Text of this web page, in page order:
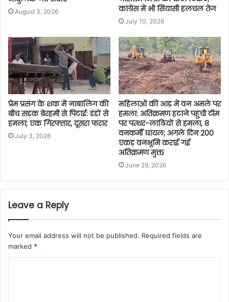
August 3, 2026
कांग्रेस में भी सियासी हलचल तेज
July 10, 2026
प्रेम प्रसंग के शक में नाबालिग की
बीच सड़क बेरहमी से पिटाई: डंडों से
हमला; एक गिरफ्तार, दूसरा फरार
July 3, 2026
महिलाओं की आड़ में वन अमले पर
हमला: अतिक्रमण हटाने पहुंची टीम
पर पत्थर-लाठियों से हमला, 8
वनकर्मी घायल; अगले दिन 200
एकड़ वनभूमि कराई गई
अतिक्रमण मुक्त
June 29, 2026
Leave a Reply
Your email address will not be published. Required fields are
marked *